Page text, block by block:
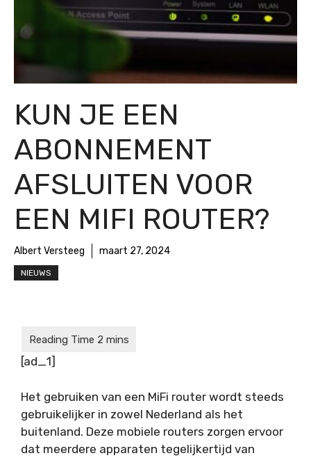
KUN JE EEN
ABONNEMENT
AFSLUITEN VOOR
EEN MIFI ROUTER?
Albert Versteeg maart 27, 2024
NIEUWS
[ad_1]
Het gebruiken van een MiFi router wordt steeds
gebruikelijker in zowel Nederland als het
buitenland. Deze mobiele routers zorgen ervoor
dat meerdere apparaten tegelijkertijd van